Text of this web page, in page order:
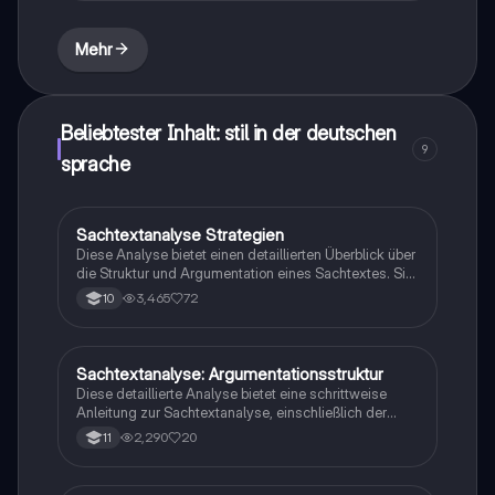
Mehr
Beliebtester Inhalt: stil in der deutschen
sprache
9
Deutsch
Sachtextanalyse Strategien
Diese Analyse bietet einen detaillierten Überblick über
die Struktur und Argumentation eines Sachtextes. Sie
umfasst die Einleitung, den Hauptteil und den
Schluss, sowie die verwendeten sprachlichen Mittel
Auseinandersetzung von Texten beschäftigen
möchten.
10 3,465 72
Deutsch
Sachtextanalyse: Argumentationsstruktur
Diese detaillierte Analyse bietet eine schrittweise
Anleitung zur Sachtextanalyse, einschließlich der
Definition von Operatoren, der Gliederung in
Sinnesabschnitte und der Untersuchung der
11 2,290 20